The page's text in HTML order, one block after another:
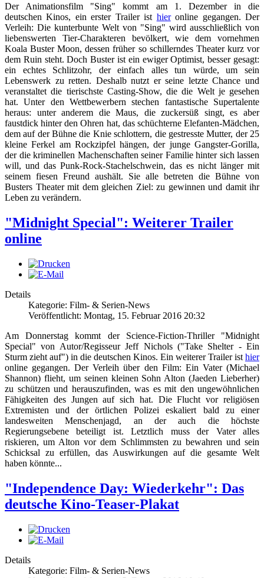
Der Animationsfilm "Sing" kommt am 1. Dezember in die
deutschen Kinos, ein erster Trailer ist hieronline gegangen. Der
Verleih: Die kunterbunte Welt von "Sing" wird ausschließlich von
liebenswerten Tier-Charakteren bevölkert, wie dem vornehmen
Koala Buster Moon, dessen früher so schillerndes Theater kurz vor
dem Ruin steht. Doch Buster ist ein ewiger Optimist, besser gesagt:
ein echtes Schlitzohr, der einfach alles tun würde, um sein
Lebenswerk zu retten. Deshalb nutzt er seine letzte Chance und
veranstaltet die tierischste Casting-Show, die die Welt je gesehen
hat. Unter den Wettbewerbern stechen fantastische Supertalente
heraus: unter anderem die Maus, die zuckersüß singt, es aber
faustdick hinter den Ohren hat, das schüchterne Elefanten-Mädchen,
dem auf der Bühne die Knie schlottern, die gestresste Mutter, der 25
kleine Ferkel am Rockzipfel hängen, der junge Gangster-Gorilla,
der die kriminellen Machenschaften seiner Familie hinter sich lassen
will, und das Punk-Rock-Stachelschwein, das es nicht länger mit
seinem fiesen Freund aushält. Sie alle betreten die Bühne von
Busters Theater mit dem gleichen Ziel: zu gewinnen und damit ihr
Leben zu verändern.
"Midnight Special": Weiterer Trailer
online
Details
Kategorie: Film- & Serien-News
Veröffentlicht: Montag, 15. Februar 2016 20:32
Am Donnerstag kommt der Science-Fiction-Thriller "Midnight
Special" von Autor/Regisseur Jeff Nichols ("Take Shelter - Ein
Sturm zieht auf") in die deutschen Kinos. Ein weiterer Trailer ist hier
online gegangen. Der Verleih über den Film: Ein Vater (Michael
Shannon) flieht, um seinen kleinen Sohn Alton (Jaeden Lieberher)
zu schützen und herauszufinden, was es mit den ungewöhnlichen
Fähigkeiten des Jungen auf sich hat. Die Flucht vor religiösen
Extremisten und der örtlichen Polizei eskaliert bald zu einer
landesweiten Menschenjagd, an der auch die höchste
Regierungsebene beteiligt ist. Letztlich muss der Vater alles
riskieren, um Alton vor dem Schlimmsten zu bewahren und sein
Schicksal zu erfüllen, das Auswirkungen auf die gesamte Welt
haben könnte...
"Independence Day: Wiederkehr": Das
deutsche Kino-Teaser-Plakat
Details
Kategorie: Film- & Serien-News